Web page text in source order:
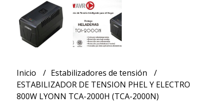
Inicio
Estabilizadores de tensión
ESTABILIZADOR DE TENSION PHEL Y ELECTRO
800W LYONN TCA-2000H (TCA-2000N)